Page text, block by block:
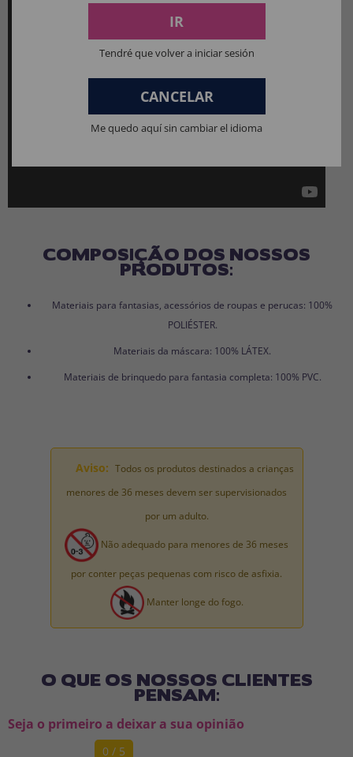
COMPOSIÇÃO DOS NOSSOS
PRODUTOS:
Materiais para fantasias, acessórios de roupas e perucas: 100%
POLIÉSTER.
Materiais da máscara: 100% LÁTEX.
Materiais de brinquedo para fantasia completa: 100% PVC.
Aviso: Todos os produtos destinados a crianças
menores de 36 meses devem ser supervisionados
por um adulto.
Não adequado para menores de 36 meses
por conter peças pequenas com risco de asfixia.
Manter longe do fogo.
O QUE OS NOSSOS CLIENTES
PENSAM:
Seja o primeiro a deixar a sua opinião
0 / 5
IR
Tendré que volver a iniciar sesión
CANCELAR
Me quedo aquí sin cambiar el idioma